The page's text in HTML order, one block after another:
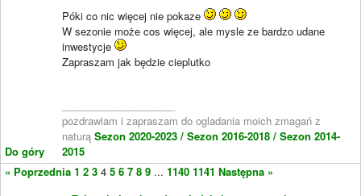
Do góry
Póki co nic więcej nie pokaze
W sezonie może cos więcej, ale mysle ze bardzo udane
inwestycje
Zapraszam jak będzie cieplutko
pozdrawiam i zapraszam do ogladania moich zmagań z
naturą Sezon 2020-2023 / Sezon 2016-2018 / Sezon 2014-
2015
« Poprzednia 1 2 3 4 5 6 7 8 9 ... 1140 1141 Następna »